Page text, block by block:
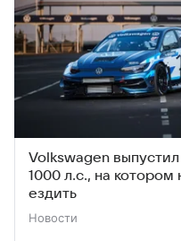
Volkswagen
1000 л.с., на котором
ездить
Новости